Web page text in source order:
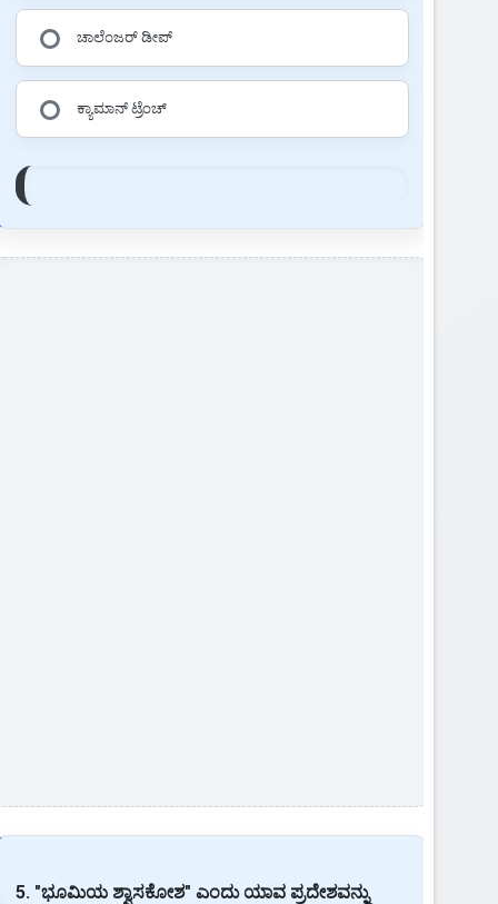
ಚಾಲೆಂಜರ್ ಡೀಪ್
ಕ್ಯಾಮಾನ್ ಟ್ರೆಂಚ್
5. "ಭೂಮಿಯ ಶ್ವಾಸಕೋಶ" ಎಂದು ಯಾವ ಪ್ರದೇಶವನ್ನು